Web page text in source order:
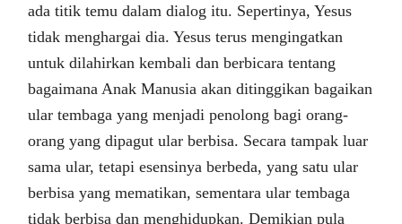
ada titik temu dalam dialog itu. Sepertinya, Yesus
tidak menghargai dia. Yesus terus mengingatkan
untuk dilahirkan kembali dan berbicara tentang
bagaimana Anak Manusia akan ditinggikan bagaikan
ular tembaga yang menjadi penolong bagi orang-
orang yang dipagut ular berbisa. Secara tampak luar
sama ular, tetapi esensinya berbeda, yang satu ular
berbisa yang mematikan, sementara ular tembaga
tidak berbisa dan menghidupkan. Demikian pula